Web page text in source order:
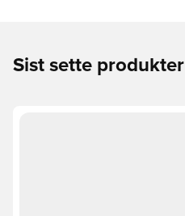
Sist sette produkter